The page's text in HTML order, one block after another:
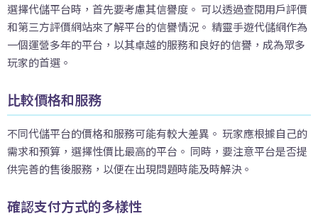
選擇代儲平台時，首先要考慮其信譽度。 可以透過查閱用戶評價
和第三方評價網站來了解平台的信譽情況。 精靈手遊代儲網作為
一個運營多年的平台，以其卓越的服務和良好的信譽，成為眾多
玩家的首選。
比較價格和服務
不同代儲平台的價格和服務可能有較大差異。 玩家應根據自己的
需求和預算，選擇性價比最高的平台。 同時，要注意平台是否提
供完善的售後服務，以便在出現問題時能及時解決。
確認支付方式的多樣性